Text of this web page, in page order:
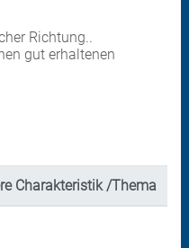
Richtung..
gut erhaltenen
Charakteristik /Thema